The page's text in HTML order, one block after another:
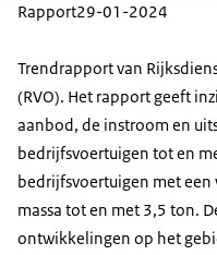
Rapport29-01-2024
Trendrapport van
(RVO). Het rapport geeft
aanbod, de instroom en
bedrijfsvoertuigen tot en
bedrijfsvoertuigen met
massa tot en met 3,5 ton.
ontwikkelingen op het